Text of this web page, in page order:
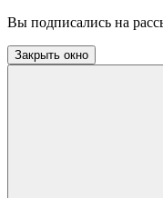
Вы подписались на
Закрыть окно